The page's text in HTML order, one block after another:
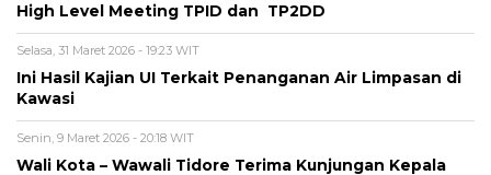
High Level Meeting TPID dan TP2DD
Selasa, 31 Maret 2026 - 19:23 WIT
Ini Hasil Kajian UI Terkait Penanganan Air Limpasan di
Kawasi
Senin, 9 Maret 2026 - 20:18 WIT
Wali Kota – Wawali Tidore Terima Kunjungan Kepala